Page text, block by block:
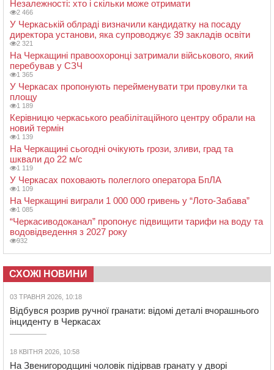
Незалежності: хто і скільки може отримати
2 466
У Черкаській облраді визначили кандидатку на посаду
директора установи, яка супроводжує 39 закладів освіти
2 321
На Черкащині правоохоронці затримали військового, який
перебував у СЗЧ
1 365
У Черкасах пропонують перейменувати три провулки та
площу
1 189
Керівницю черкаського реабілітаційного центру обрали на
новий термін
1 139
На Черкащині сьогодні очікують грози, зливи, град та
шквали до 22 м/с
1 119
У Черкасах поховають полеглого оператора БпЛА
1 109
На Черкащині виграли 1 000 000 гривень у “Лото-Забава”
1 085
“Черкасиводоканал” пропонує підвищити тарифи на воду та
водовідведення з 2027 року
932
СХОЖІ НОВИНИ
03 ТРАВНЯ 2026, 10:18
Відбувся розрив ручної гранати: відомі деталі вчорашнього
інциденту в Черкасах
18 КВІТНЯ 2026, 10:58
На Звенигородщині чоловік підірвав гранату у дворі